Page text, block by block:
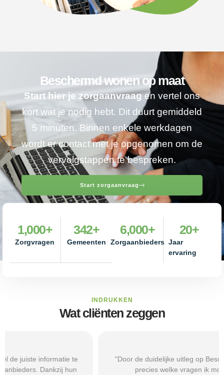
Beschermd wonen op maat
Start hier je zorgaanvraagen vertel ons
kort wat je nodig hebt. Dit duurt gemiddeld
5 minuten. Binnen enkele werkdagen
wordt er contact met je opgenomen om de
vervolgstappen te bespreken.
Start zorgaanvraag
Zorgvragen
1,000+
Gemeenten
342+
Zorgaanbieders
6,000+
Jaar
ervaring
20+
INDRUKKEN
Wat cliënten zeggen
"Door de duidelijke uitleg op Beschermd-Wonen.nl wist ik
precies welke vragen ik moest stellen tijdens